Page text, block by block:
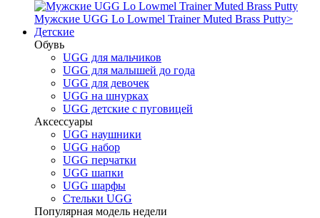
Мужские UGG Lo Lowmel Trainer Muted Brass Putty>
Детские
Обувь
UGG для мальчиков
UGG для малышей до года
UGG для девочек
UGG на шнурках
UGG детские с пуговицей
Аксессуары
UGG наушники
UGG набор
UGG перчатки
UGG шапки
UGG шарфы
Стельки UGG
Популярная модель недели